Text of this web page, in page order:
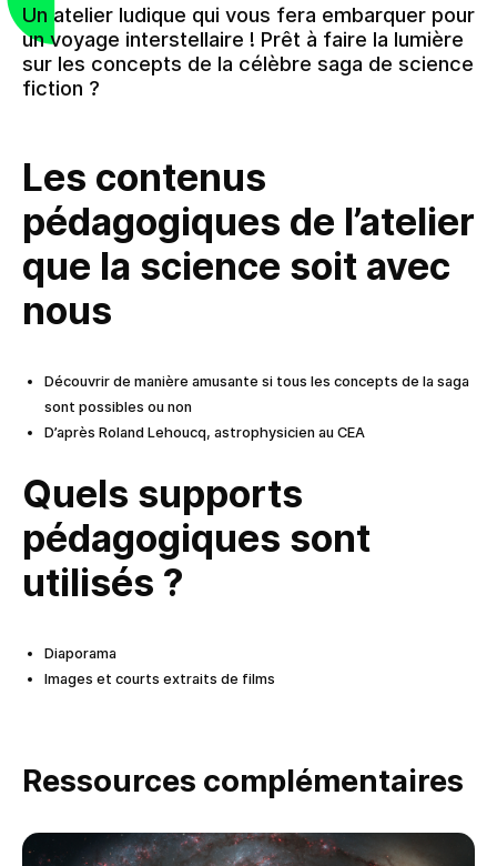
Un atelier ludique qui vous fera embarquer pour
un voyage interstellaire ! Prêt à faire la lumière
sur les concepts de la célèbre saga de science
fiction ?
Les contenus
pédagogiques de l’atelier
que la science soit avec
nous
Découvrir de manière amusante si tous les concepts de la saga
sont possibles ou non
D’après Roland Lehoucq, astrophysicien au CEA
Quels supports
pédagogiques sont
utilisés ?
Diaporama
Images et courts extraits de films
Ressources complémentaires